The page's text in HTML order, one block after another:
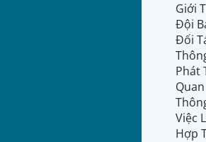
Giới
Đội
Đối
Phát
Việc
Hợp